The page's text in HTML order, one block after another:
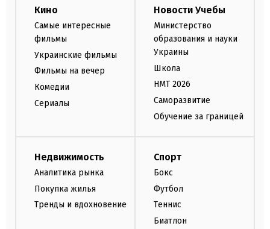
Кино
Самые интересные
фильмы
Украинские фильмы
Фильмы на вечер
Комедии
Сериалы
Новости Учебы
Министерство
образования и науки
Украины
Школа
НМТ 2026
Саморазвитие
Обучение за границей
Недвижимость
Аналитика рынка
Покупка жилья
Тренды и вдохновение
Спорт
Бокс
Футбол
Теннис
Биатлон